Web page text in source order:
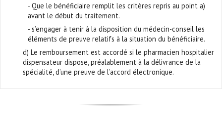
- Que le bénéficiaire remplit les critères repris au point a)
avant le début du traitement.
- s’engager à tenir à la disposition du médecin-conseil les
éléments de preuve relatifs à la situation du bénéficiaire.
d) Le remboursement est accordé si le pharmacien hospitalier
dispensateur dispose, préalablement à la délivrance de la
spécialité, d’une preuve de l’accord électronique.